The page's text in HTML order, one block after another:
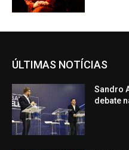
ÚLTIMAS NOTÍCIAS
Sandro
debate